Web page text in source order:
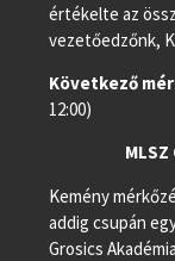
értékelte az
vezetőedzőnk,
Következő
12:00)
Kemény
addig csupán
Grosics